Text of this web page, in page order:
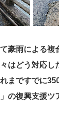
豪雨による複
はどう対応し
まですでに
の復興支援ツ